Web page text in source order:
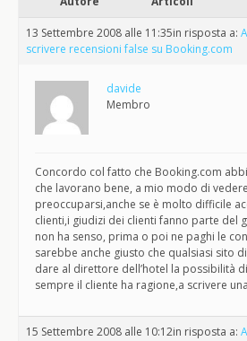
13 Settembre 2008 alle 11:35in risposta a:
scrivere recensioni false su Booking.com
davide
Membro
Concordo col fatto che Booking.com
che lavorano bene, a mio modo di
preoccuparsi,anche se è molto difficile
clienti,i giudizi dei clienti fanno parte del
non ha senso, prima o poi ne paghi le
sarebbe anche giusto che qualsiasi sito
dare al direttore dell’hotel la possibilità
sempre il cliente ha ragione,a scrivere
15 Settembre 2008 alle 10:12in risposta a: